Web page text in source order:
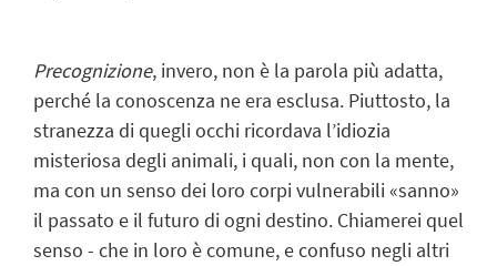
Precognizione, invero, non è la parola più adatta,
perché la conoscenza ne era esclusa. Piuttosto, la
stranezza di quegli occhi ricordava l’idiozia
misteriosa degli animali, i quali, non con la mente,
ma con un senso dei loro corpi vulnerabili «sanno»
il passato e il futuro di ogni destino. Chiamerei quel
senso - che in loro è comune, e confuso negli altri